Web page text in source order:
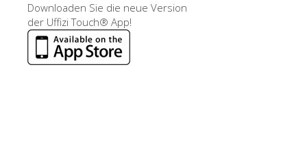
Downloaden Sie die neue Version
der Uffizi Touch® App!